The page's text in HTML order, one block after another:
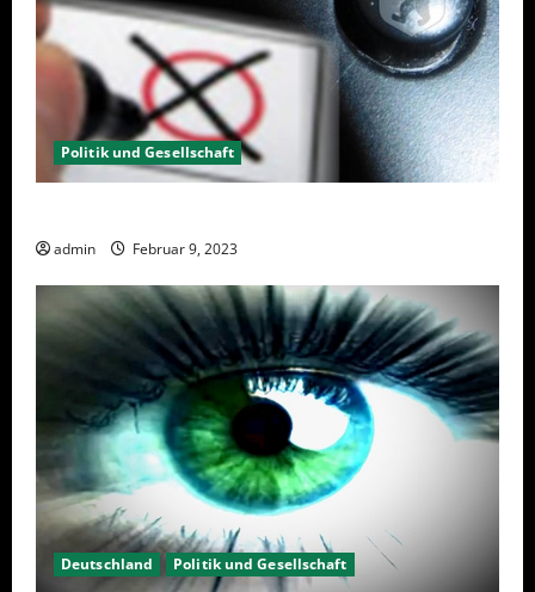
Politik und Gesellschaft
admin Februar 9, 2023
Deutschland Politik und Gesellschaft